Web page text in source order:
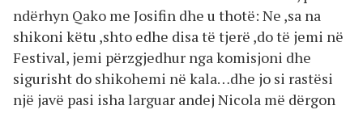
ndërhyn Qako me Josifin dhe u thotë: Ne ,sa na
shikoni këtu ,shto edhe disa të tjerë ,do të jemi në
Festival, jemi përzgjedhur nga komisjoni dhe
sigurisht do shikohemi në kala…dhe jo si rastësi
një javë pasi isha larguar andej Nicola më dërgon